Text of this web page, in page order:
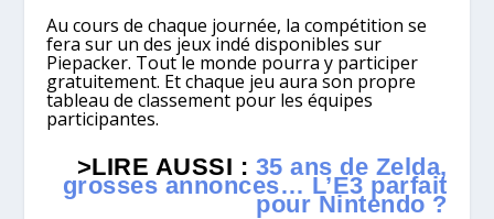
Au cours de chaque journée, la compétition se
fera sur un des jeux indé disponibles sur
Piepacker. Tout le monde pourra y participer
gratuitement. Et chaque jeu aura son propre
tableau de classement pour les équipes
participantes.
>LIRE AUSSI : 35 ans de Zelda,
grosses annonces… L’E3 parfait
pour Nintendo ?